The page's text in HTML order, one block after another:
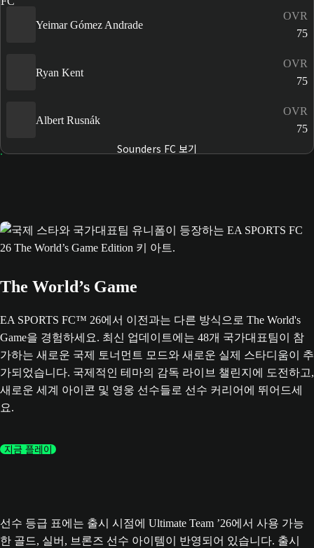
Yeimar Gómez Andrade
OVR
75
Ryan Kent
OVR
75
Albert Rusnák
OVR
75
Sounders FC 보기
The World’s Game
EA SPORTS FC™ 26에서 이전과는 다른 방식으로 The World's
Game을 경험하세요. 최신 업데이트에는 48개 국가대표팀이 참
가하는 새로운 국제 토너먼트 모드와 새로운 실제 스타디움이 추
가되었습니다. 국제적인 테마의 감독 라이브 챌린지에 도전하고,
새로운 세계 아이콘 및 영웅 선수들로 선수 커리어에 뛰어드세
요.
지금 플레이
선수 등급 표에는 출시 시점에 Ultimate Team ’26에서 사용 가능
한 골드, 실버, 브론즈 선수 아이템이 반영되어 있습니다. 출시